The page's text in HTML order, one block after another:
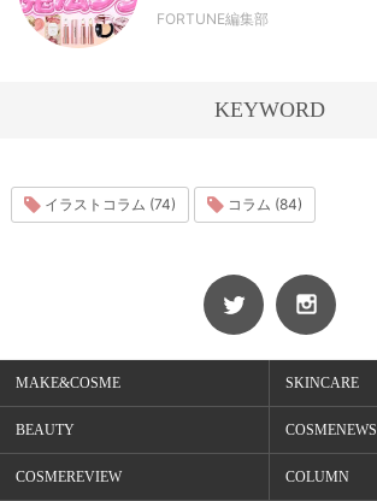
FORTUNE編集部
KEYWORD
イラストコラム (74) コラム (84)
MAKE&COSME SKINCARE
BEAUTY COSMENEWS
COSMEREVIEW COLUMN